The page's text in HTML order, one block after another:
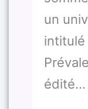
un
intitulé
édité…